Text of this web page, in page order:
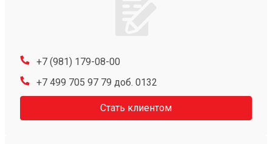
+7 (981) 179-08-00
+7 499 705 97 79 доб. 0132
Стать клиентом